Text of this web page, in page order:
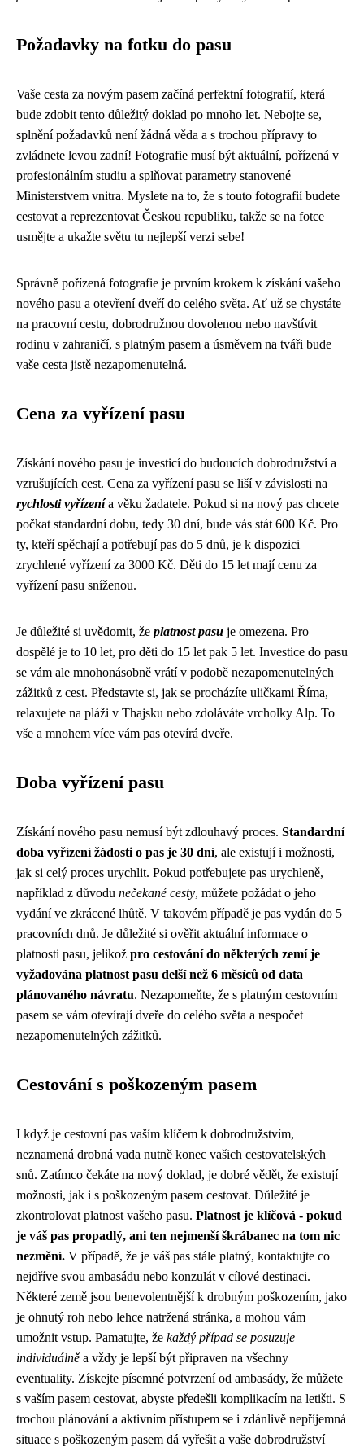
Požadavky na fotku do pasu
Vaše cesta za novým pasem začíná perfektní fotografií, která
bude zdobit tento důležitý doklad po mnoho let. Nebojte se,
splnění požadavků není žádná věda a s trochou přípravy to
zvládnete levou zadní! Fotografie musí být aktuální, pořízená v
profesionálním studiu a splňovat parametry stanovené
Ministerstvem vnitra. Myslete na to, že s touto fotografií budete
cestovat a reprezentovat Českou republiku, takže se na fotce
usmějte a ukažte světu tu nejlepší verzi sebe!
Správně pořízená fotografie je prvním krokem k získání vašeho
nového pasu a otevření dveří do celého světa. Ať už se chystáte
na pracovní cestu, dobrodružnou dovolenou nebo navštívit
rodinu v zahraničí, s platným pasem a úsměvem na tváři bude
vaše cesta jistě nezapomenutelná.
Cena za vyřízení pasu
Získání nového pasu je investicí do budoucích dobrodružství a
vzrušujících cest. Cena za vyřízení pasu se liší v závislosti na
rychlosti vyřízenía věku žadatele. Pokud si na nový pas chcete
počkat standardní dobu, tedy 30 dní, bude vás stát 600 Kč. Pro
ty, kteří spěchají a potřebují pas do 5 dnů, je k dispozici
zrychlené vyřízení za 3000 Kč. Děti do 15 let mají cenu za
vyřízení pasu sníženou.
Je důležité si uvědomit, že platnost pasu je omezena. Pro
dospělé je to 10 let, pro děti do 15 let pak 5 let. Investice do pasu
se vám ale mnohonásobně vrátí v podobě nezapomenutelných
zážitků z cest. Představte si, jak se procházíte uličkami Říma,
relaxujete na pláži v Thajsku nebo zdoláváte vrcholky Alp. To
vše a mnohem více vám pas otevírá dveře.
Doba vyřízení pasu
Získání nového pasu nemusí být zdlouhavý proces. Standardní
doba vyřízení žádosti o pas je 30 dní, ale existují i možnosti,
jak si celý proces urychlit. Pokud potřebujete pas urychleně,
například z důvodu nečekané cesty, můžete požádat o jeho
vydání ve zkrácené lhůtě. V takovém případě je pas vydán do 5
pracovních dnů. Je důležité si ověřit aktuální informace o
platnosti pasu, jelikož pro cestování do některých zemí je
vyžadována platnost pasu delší než 6 měsíců od data
plánovaného návratu. Nezapomeňte, že s platným cestovním
pasem se vám otevírají dveře do celého světa a nespočet
nezapomenutelných zážitků.
Cestování s poškozeným pasem
I když je cestovní pas vaším klíčem k dobrodružstvím,
neznamená drobná vada nutně konec vašich cestovatelských
snů. Zatímco čekáte na nový doklad, je dobré vědět, že existují
možnosti, jak i s poškozeným pasem cestovat. Důležité je
zkontrolovat platnost vašeho pasu. Platnost je klíčová - pokud
je váš pas propadlý, ani ten nejmenší škrábanec na tom nic
nezmění. V případě, že je váš pas stále platný, kontaktujte co
nejdříve svou ambasádu nebo konzulát v cílové destinaci.
Některé země jsou benevolentnější k drobným poškozením, jako
je ohnutý roh nebo lehce natržená stránka, a mohou vám
umožnit vstup. Pamatujte, že každý případ se posuzuje
individuálně a vždy je lepší být připraven na všechny
eventuality. Získejte písemné potvrzení od ambasády, že můžete
s vaším pasem cestovat, abyste předešli komplikacím na letišti. S
trochou plánování a aktivním přístupem se i zdánlivě nepříjemná
situace s poškozeným pasem dá vyřešit a vaše dobrodružství